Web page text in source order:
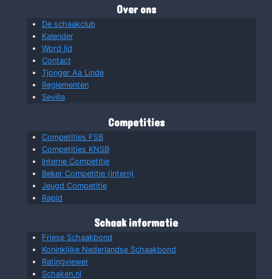
Over ons
De schaakclub
Kalender
Word lid
Contact
Tjonger Aa Linde
Reglementen
Sevilla
Competities
Competities FSB
Competities KNSB
Interne Competitie
Beker Competitie (intern)
Jeugd Competitie
Rapid
Schaak informatie
Friese Schaakbond
Koninklijke Nederlandse Schaakbond
Ratingviewer
Schaken.nl